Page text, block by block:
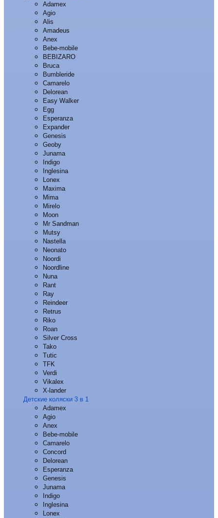
Adamex
Agio
Alis
Amadeus
Anex
Bebe-mobile
BEBIZARO
Bruca
Bumbleride
Camarelo
Delorean
Easy Walker
Egg
Esperanza
Expander
Genesis
Geoby
Junama
Indigo
Inglesina
Lonex
Maxima
Mima
Mirelo
Moon
Mr Sandman
Mutsy
Nastella
Neonato
Noordi
Noordline
Nuna
Rant
Ray
Reindeer
Retrus
Riko
Roan
Silver Cross
Tako
Tutic
TFK
Verdi
Vikalex
X-lander
Детские коляски 3 в 1
Adamex
Agio
Anex
Bebe-mobile
Camarelo
Concord
Delorean
Esperanza
Genesis
Junama
Indigo
Inglesina
Lonex